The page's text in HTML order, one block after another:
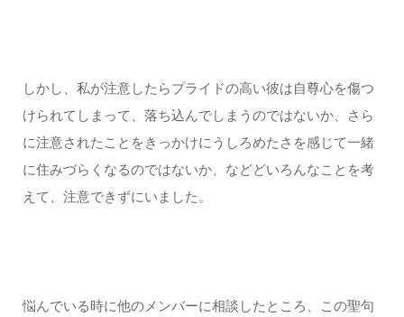
しかし、私が注意したらプライドの高い彼は自尊心を傷つ
けられてしまって、落ち込んでしまうのではないか、さら
に注意されたことをきっかけにうしろめたさを感じて一緒
に住みづらくなるのではないか、などどいろんなことを考
えて、注意できずにいました。
悩んでいる時に他のメンバーに相談したところ、この聖句